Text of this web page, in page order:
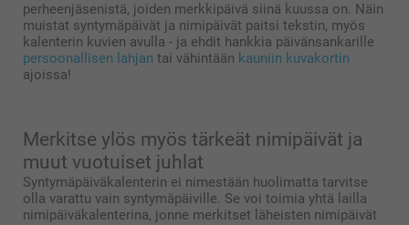
perheenjäsenistä, joiden merkkipäivä siinä kuussa on. Näin
muistat syntymäpäivät ja nimipäivät paitsi tekstin, myös
kalenterin kuvien avulla - ja ehdit hankkia päivänsankarille
persoonallisen lahjan tai vähintään kauniin kuvakortin
ajoissa!
Merkitse ylös myös tärkeät nimipäivät ja
muut vuotuiset juhlat
Syntymäpäiväkalenterin ei nimestään huolimatta tarvitse
olla varattu vain syntymäpäiville. Se voi toimia yhtä lailla
nimipäiväkalenterina, jonne merkitset läheisten nimipäivät